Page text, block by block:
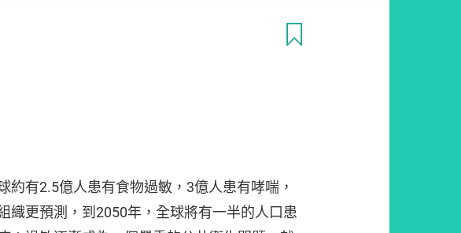
約有2.5億人患有食物過敏，3億人患有哮喘，
織更預測，到2050年，全球將有一半的人口患